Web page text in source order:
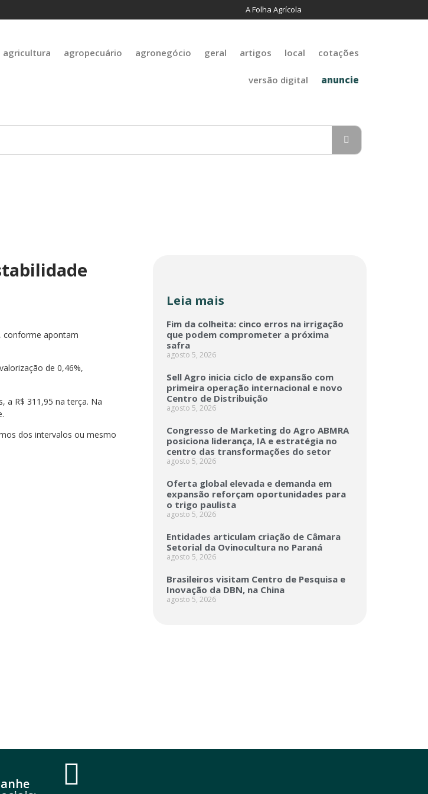
A Folha Agrícola
agricultura agropecuário agronegócio geral artigos local cotações
versão digital anuncie
conforme apontam
de 0,46%,
a R$ 311,95 na terça. Na
dos intervalos ou mesmo
Leia mais
Fim da colheita: cinco erros na irrigação
que podem comprometer a próxima
safra
agosto 5, 2026
Sell Agro inicia ciclo de expansão com
primeira operação internacional e novo
Centro de Distribuição
agosto 5, 2026
Congresso de Marketing do Agro ABMRA
posiciona liderança, IA e estratégia no
centro das transformações do setor
agosto 5, 2026
Oferta global elevada e demanda em
expansão reforçam oportunidades para
o trigo paulista
agosto 5, 2026
Entidades articulam criação de Câmara
Setorial da Ovinocultura no Paraná
agosto 5, 2026
Brasileiros visitam Centro de Pesquisa e
Inovação da DBN, na China
agosto 5, 2026